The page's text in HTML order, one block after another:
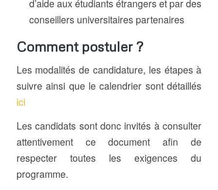
d’aide aux étudiants étrangers et par des
conseillers universitaires partenaires
Comment postuler ?
Les modalités de candidature, les étapes à
suivre ainsi que le calendrier sont détaillés
ici
Les candidats sont donc invités à consulter
attentivement ce document afin de
respecter toutes les exigences du
programme.